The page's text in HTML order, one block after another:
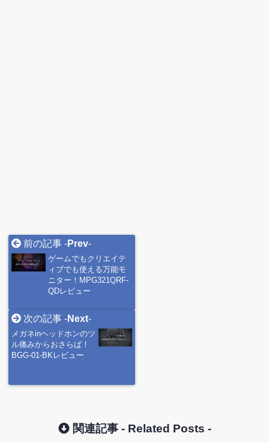
前の記事 -Prev-
ゲームでもクリエイテ
ィブでも使える万能モ
ニター！MPG321QRF-
QDレビュー
次の記事 -Next-
メガネinヘッドホンのツ
ル痛みからおさらば！
BGG-01-BKレビュー
関連記事 - Related Posts -